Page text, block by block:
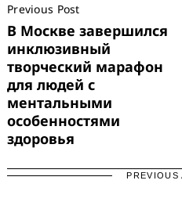
Navigation
Previous Post
В Москве завершился
инклюзивный
творческий марафон
для людей с
ментальными
особенностями
здоровья
PREVIOUS